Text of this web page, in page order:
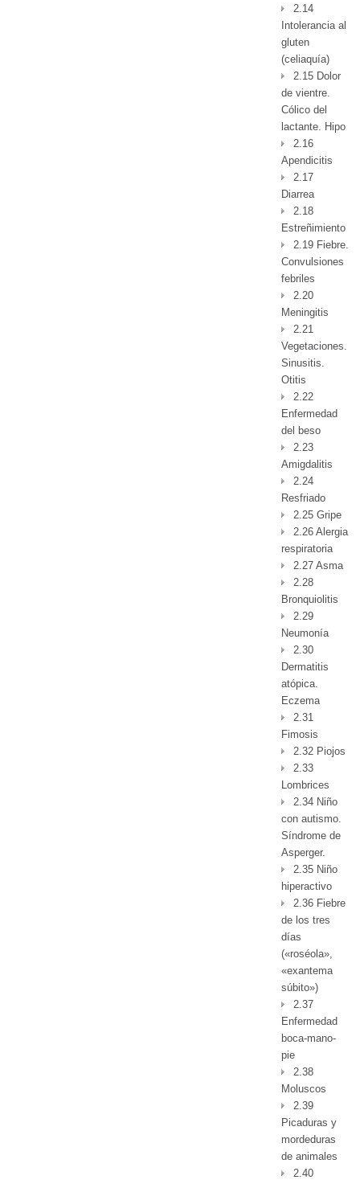
2.14
Intolerancia al
gluten
(celiaquía)
2.15 Dolor
de vientre.
Cólico del
lactante. Hipo
2.16
Apendicitis
2.17
Diarrea
2.18
Estreñimiento
2.19 Fiebre.
Convulsiones
febriles
2.20
Meningitis
2.21
Vegetaciones.
Sinusitis.
Otitis
2.22
Enfermedad
del beso
2.23
Amigdalitis
2.24
Resfriado
2.25 Gripe
2.26 Alergia
respiratoria
2.27 Asma
2.28
Bronquiolitis
2.29
Neumonía
2.30
Dermatitis
atópica.
Eczema
2.31
Fimosis
2.32 Piojos
2.33
Lombrices
2.34 Niño
con autismo.
Síndrome de
Asperger.
2.35 Niño
hiperactivo
2.36 Fiebre
de los tres
días
(«roséola»,
«exantema
súbito»)
2.37
Enfermedad
boca-mano-
pie
2.38
Moluscos
2.39
Picaduras y
mordeduras
de animales
2.40